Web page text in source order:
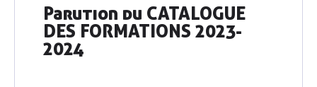
Parution du CATALOGUE
DES FORMATIONS 2023-
2024